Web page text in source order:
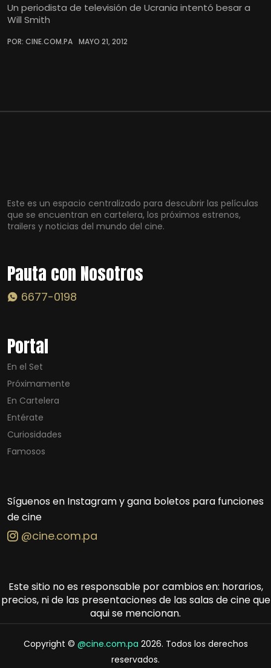
Un periodista de televisión de Ucrania intentó besar a
Will Smith
POR: CINE.COM.PA MAYO 21, 2012
Este es un espacio centralizado para descubrir las películas
que se encuentran en cartelera, los próximos estrenos,
trailers y noticias del mundo del cine.
Pauta con Nosotros
6677-0198
Portal
En el Set
Próximamente
En Cartelera
Entérate
Curiosidades
Famosos
Síguenos en Instagram y gana boletos para funciones
de cine
@cine.com.pa
Este sitio no es responsable por cambios en: horarios,
precios, ni de las presentaciones de las salas de cine que
aqui se mencionan.
Copyright © @cine.com.pa 2026. Todos los derechos
reservados.